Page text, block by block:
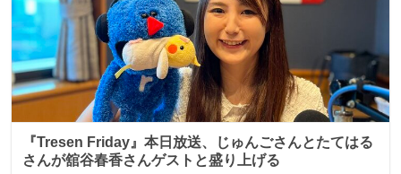
『Tresen Friday』本日放送、じゅんごさんとたてはる
さんが舘谷春香さんゲストと盛り上げる